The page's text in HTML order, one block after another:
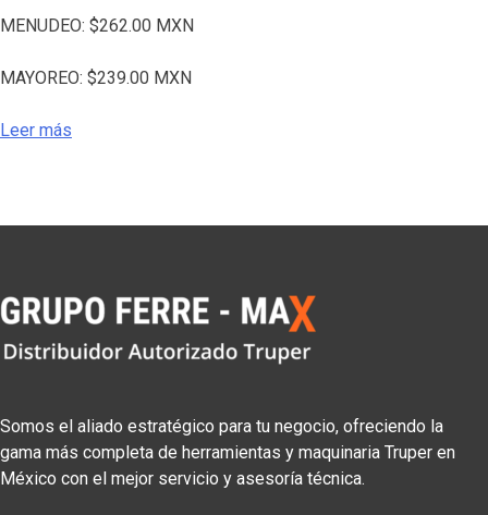
MENUDEO: $262.00 MXN
MAYOREO: $239.00 MXN
Leer más
Somos el aliado estratégico para tu negocio, ofreciendo la
gama más completa de herramientas y maquinaria Truper en
México con el mejor servicio y asesoría técnica.